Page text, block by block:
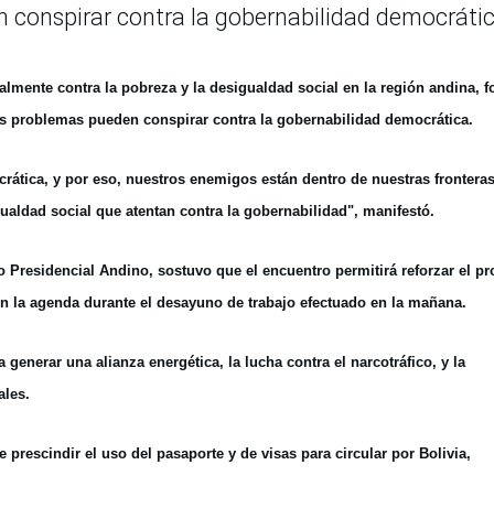
conspirar contra la gobernabilidad
contra la pobreza y la desigualdad social en la región andina,
problemas pueden conspirar contra la gobernabilidad democrática.
y por eso, nuestros enemigos están dentro de nuestras
social que atentan contra la gobernabilidad", manifestó.
Andino, sostuvo que el encuentro permitirá reforzar el
agenda durante el desayuno de trabajo efectuado en la mañana.
una alianza energética, la lucha contra el narcotráfico, y la
el uso del pasaporte y de visas para circular por Bolivia,